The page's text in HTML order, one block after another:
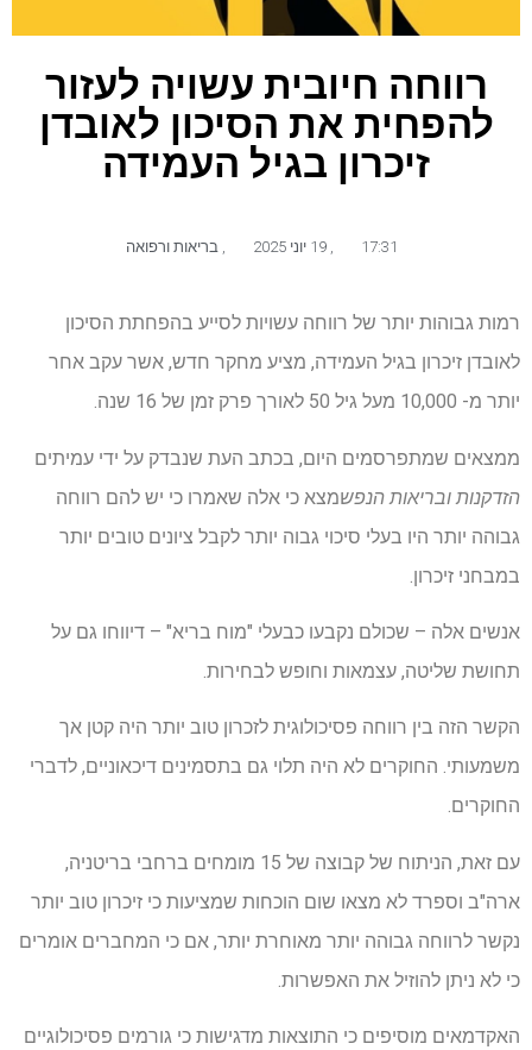
רווחה חיובית עשויה לעזור
להפחית את הסיכון לאובדן
זיכרון בגיל העמידה
17:31 19 יוני 2025 בריאות ורפואה
רמות גבוהות יותר של רווחה עשויות לסייע בהפחתת הסיכון
לאובדן זיכרון בגיל העמידה, מציע מחקר חדש, אשר עקב אחר
יותר מ- 10,000 מעל גיל 50 לאורך פרק זמן של 16 שנה.
ממצאים שמתפרסמים היום, בכתב העת שנבדק על ידי עמיתים
הזדקנות ובריאות הנפשמצא כי אלה שאמרו כי יש להם רווחה
גבוהה יותר היו בעלי סיכוי גבוה יותר לקבל ציונים טובים יותר
במבחני זיכרון.
אנשים אלה – שכולם נקבעו כבעלי "מוח בריא" – דיווחו גם על
תחושת שליטה, עצמאות וחופש לבחירות.
הקשר הזה בין רווחה פסיכולוגית לזכרון טוב יותר היה קטן אך
משמעותי. החוקרים לא היה תלוי גם בתסמינים דיכאוניים, לדברי
החוקרים.
עם זאת, הניתוח של קבוצה של 15 מומחים ברחבי בריטניה,
ארה"ב וספרד לא מצאו שום הוכחות שמציעות כי זיכרון טוב יותר
נקשר לרווחה גבוהה יותר מאוחרת יותר, אם כי המחברים אומרים
כי לא ניתן להוזיל את האפשרות.
האקדמאים מוסיפים כי התוצאות מדגישות כי גורמים פסיכולוגיים